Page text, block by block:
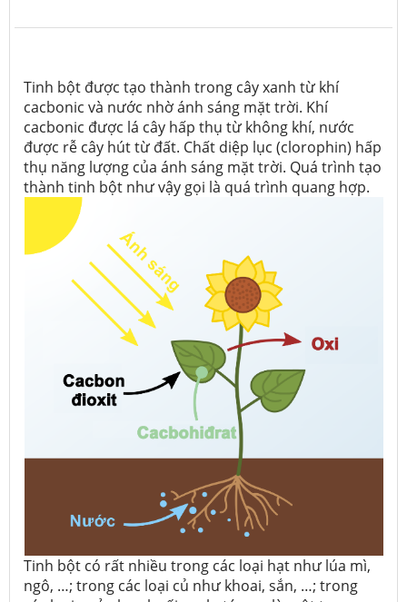
Tinh bột được tạo thành trong cây xanh từ khí
cacbonic và nước nhờ ánh sáng mặt trời. Khí
cacbonic được lá cây hấp thụ từ không khí, nước
được rễ cây hút từ đất. Chất diệp lục (clorophin) hấp
thụ năng lượng của ánh sáng mặt trời. Quá trình tạo
thành tinh bột như vậy gọi là quá trình quang hợp.
Tinh bột có rất nhiều trong các loại hạt như lúa mì,
ngô, …; trong các loại củ như khoai, sắn, …; trong